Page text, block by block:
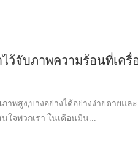
ว้จับภาพความร้อนที่เค
พสูง,บางอย่างได้อย่างง่ายดายแ
ใจพวกเรา ในเดือนมีน...